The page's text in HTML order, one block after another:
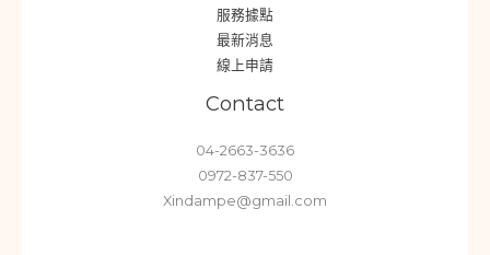
服務據點
最新消息
線上申請
Contact
04-2663-3636
0972-837-550
Xindampe@gmail.com